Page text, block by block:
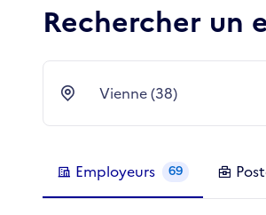
Rechercher un
Ville Vienne (38)
Employeurs 69